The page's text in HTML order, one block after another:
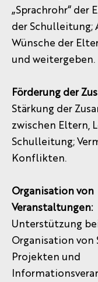
„Sprachrohr“ der
der Schulleitung;
Wünsche der
und weitergeben.
Förderung der
Stärkung der
zwischen Eltern,
Schulleitung;
Konflikten.
Organisation von
Veranstaltungen:
Unterstützung
Organisation von
Projekten und